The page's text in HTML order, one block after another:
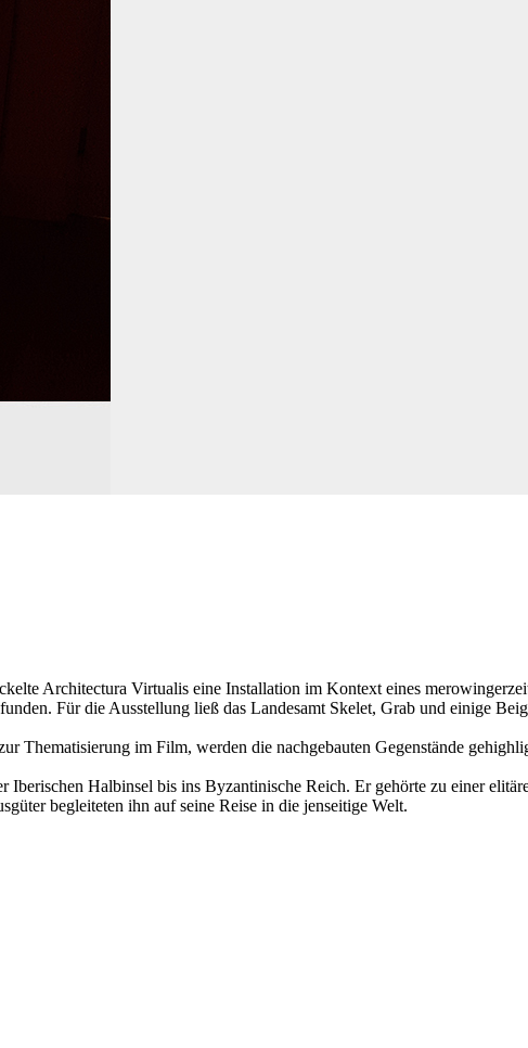
Architectura Virtualis eine Installation im Kontext eines
Für die Ausstellung ließ das Landesamt Skelet, Grab und einige
Thematisierung im Film, werden die nachgebauten Gegenstände
Halbinsel bis ins Byzantinische Reich. Er gehörte zu einer
begleiteten ihn auf seine Reise in die jenseitige Welt.